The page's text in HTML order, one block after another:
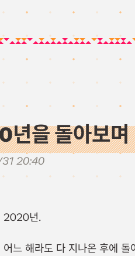
을 돌아보며
20:40
2020년.
어느 해라도 다 지나온 후에 돌